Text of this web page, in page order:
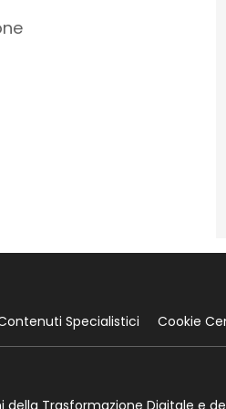
Specialistici Cookie
Trasformazione Digitale e